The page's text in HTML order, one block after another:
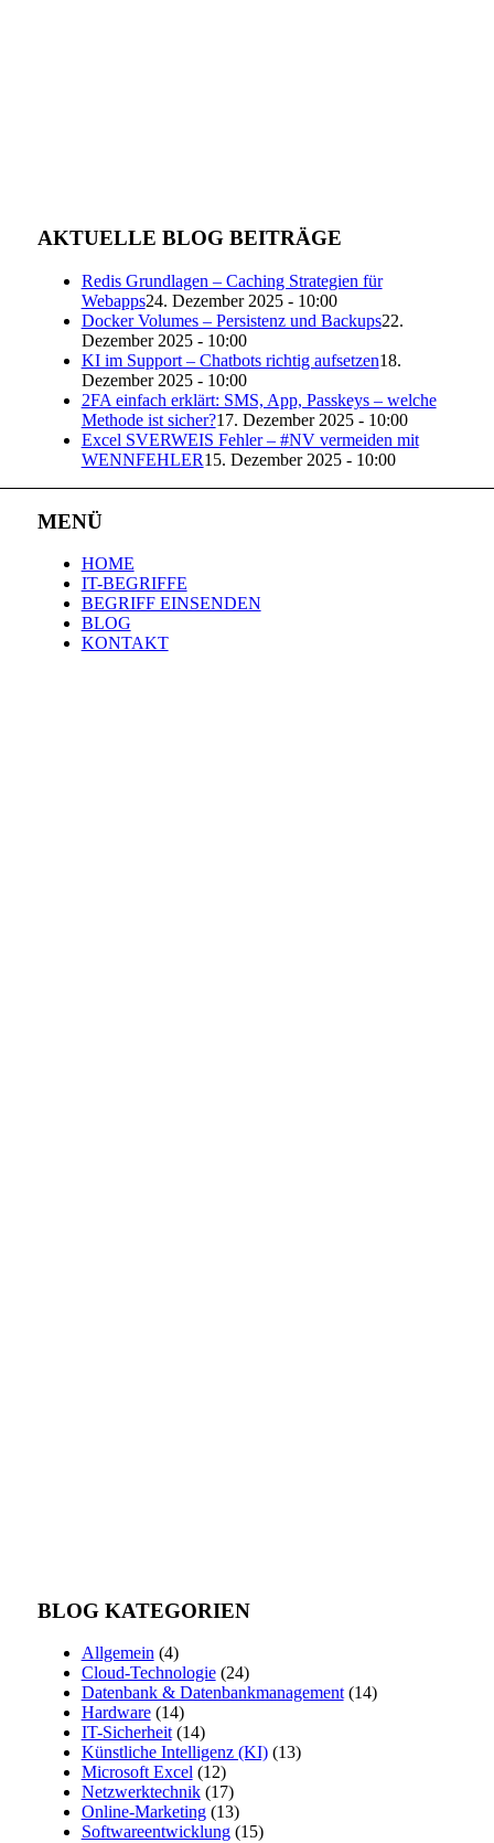
AKTUELLE BLOG BEITRÄGE
Redis Grundlagen – Caching Strategien für
Webapps24. Dezember 2025 - 10:00
Docker Volumes – Persistenz und Backups22.
Dezember 2025 - 10:00
KI im Support – Chatbots richtig aufsetzen18.
Dezember 2025 - 10:00
2FA einfach erklärt: SMS, App, Passkeys – welche
Methode ist sicher?17. Dezember 2025 - 10:00
Excel SVERWEIS Fehler – #NV vermeiden mit
WENNFEHLER15. Dezember 2025 - 10:00
MENÜ
HOME
IT-BEGRIFFE
BEGRIFF EINSENDEN
BLOG
KONTAKT
BLOG KATEGORIEN
Allgemein (4)
Cloud-Technologie(24)
Datenbank & Datenbankmanagement(14)
Hardware(14)
IT-Sicherheit(14)
Künstliche Intelligenz (KI)(13)
Microsoft Excel (12)
Netzwerktechnik(17)
Online-Marketing(13)
Softwareentwicklung(15)